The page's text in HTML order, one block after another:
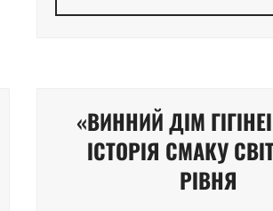
«ВИННИЙ ДІМ
ІСТОРІЯ СМАКУ
РІВНЯ